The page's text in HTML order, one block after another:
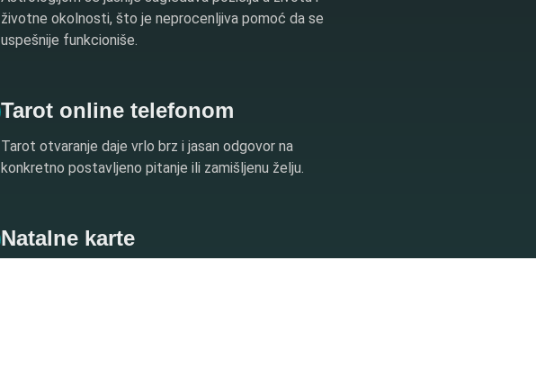
životne okolnosti, što je neprocenljiva pomoć da se
uspešnije funkcioniše.
Tarot online telefonom
Tarot otvaranje daje vrlo brz i jasan odgovor na
konkretno postavljeno pitanje ili zamišljenu želju.
Natalne karte